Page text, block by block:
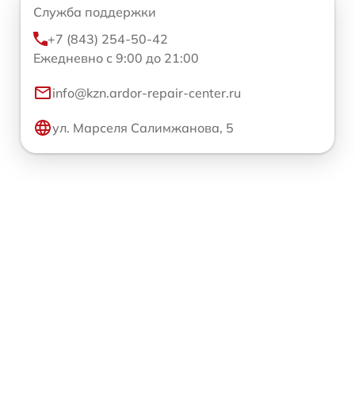
Служба поддержки
+7 (843) 254-50-42
Ежедневно с 9:00 до 21:00
info@kzn.ardor-repair-center.ru
ул. Марселя Салимжанова, 5